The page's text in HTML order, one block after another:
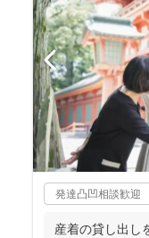
発達凸凹相談歓迎
産着の貸し出し